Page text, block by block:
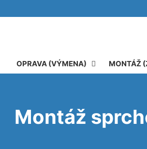
OPRAVA (VÝMENA) MONTÁŽ
Montáž